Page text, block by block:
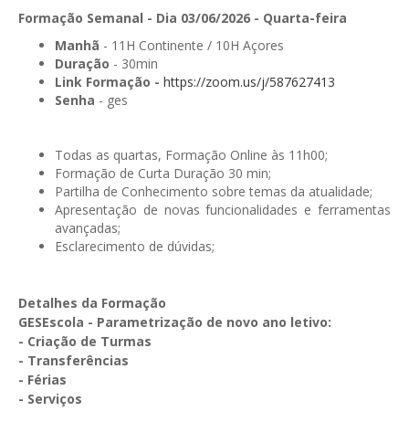
GESDocumental
GESElevador
GESEscola
GESFaturação
GESFeira
GESSocial
Formação Semanal - Dia 03/06/2026 - Quarta-feira
Manhã - 11H Continente / 10H Açores
Duração - 30min
Link Formação - https://zoom.us/j/587627413
Senha - ges
Todas as quartas, Formação Online às 11h00;
Formação de Curta Duração 30 min;
Partilha de Conhecimento sobre temas da atualidade;
Apresentação de novas funcionalidades e ferramentas
avançadas;
Esclarecimento de dúvidas;
Detalhes da Formação
GESEscola - Parametrização de novo ano letivo:
- Criação de Turmas
- Transferências
- Férias
- Serviços